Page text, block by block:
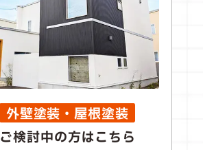
外壁塗装・屋根塗装
ご検討中の方はこちら